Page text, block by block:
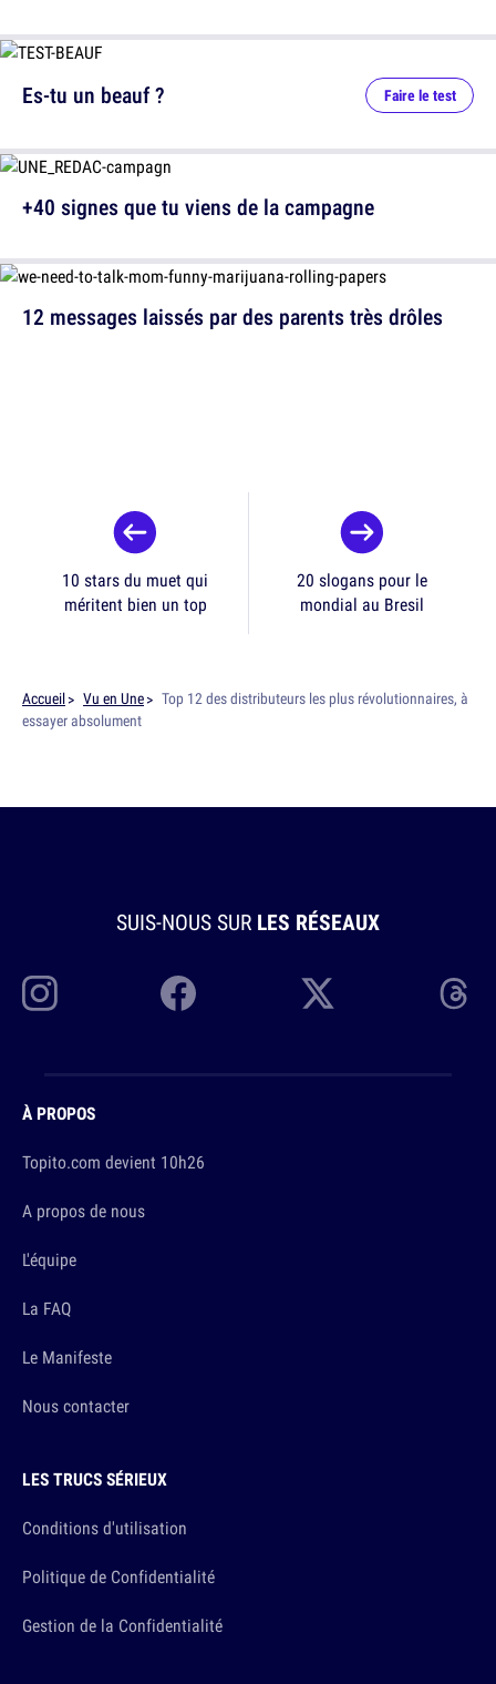
12 messages laissés par des parents très drôles
Es-tu un beauf ? Faire le test
+40 signes que tu viens de la campagne
10 stars du muet qui
méritent bien un top
20 slogans pour le
mondial au Bresil
Accueil Vu en Une
Top 12 des distributeurs les plus révolutionnaires, à
essayer absolument
SUIS-NOUS SUR LES RÉSEAUX
À PROPOS
Topito.com devient 10h26
A propos de nous
L'équipe
La FAQ
Le Manifeste
Nous contacter
LES TRUCS SÉRIEUX
Conditions d'utilisation
Politique de Confidentialité
Gestion de la Confidentialité